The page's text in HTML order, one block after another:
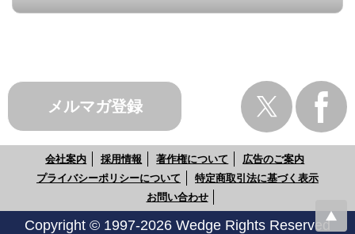
メルマガ登録
会社案内 採用情報 著作権について
広告のご案内
プライバシーポリシーについて
特定商取引法に基づく表示
お問い合わせ
Copyright © 1997-2026 Wedge Rights Reserved